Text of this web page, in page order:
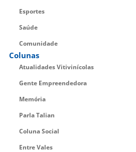
Esportes
Saúde
Comunidade
Colunas
Atualidades Vitivinícolas
Gente Empreendedora
Memória
Parla Talian
Coluna Social
Entre Vales